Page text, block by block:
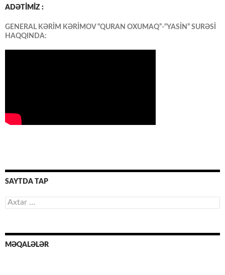
ADƏTİMİZ :
GENERAL KƏRİM KƏRİMOV “QURAN OXUMAQ”-“YASİN” SURƏSİ
HAQQINDA:
SAYTDA TAP
Axtarış:
MƏQALƏLƏR